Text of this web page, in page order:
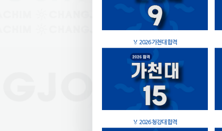
🏅 2026 가천대 합격
🏅 2026 청강대 합격